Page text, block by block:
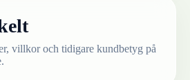
villkor och tidigare kundbetyg på